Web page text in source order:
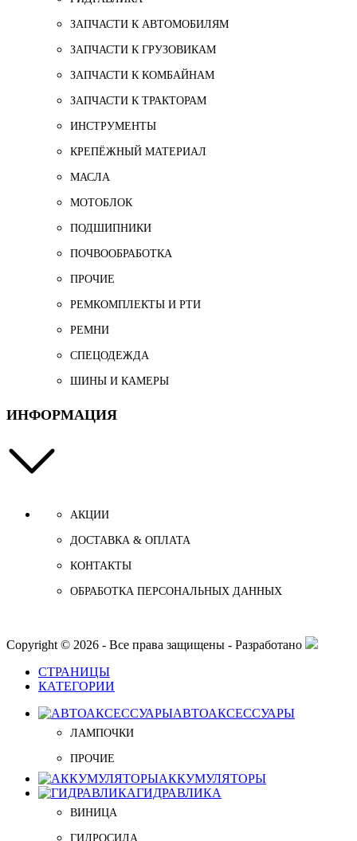
ЗАПЧАСТИ К АВТОМОБИЛЯМ
ЗАПЧАСТИ К ГРУЗОВИКАМ
ЗАПЧАСТИ К КОМБАЙНАМ
ЗАПЧАСТИ К ТРАКТОРАМ
ИНСТРУМЕНТЫ
КРЕПЁЖНЫЙ МАТЕРИАЛ
МАСЛА
МОТОБЛОК
ПОДШИПНИКИ
ПОЧВООБРАБОТКА
ПРОЧИЕ
РЕМКОМПЛЕКТЫ И РТИ
РЕМНИ
СПЕЦОДЕЖДА
ШИНЫ И КАМЕРЫ
ИНФОРМАЦИЯ
АКЦИИ
ДОСТАВКА & ОПЛАТА
КОНТАКТЫ
ОБРАБОТКА ПЕРСОНАЛЬНЫХ ДАННЫХ
Copyright © 2026 - Все права защищены - Разработано
СТРАНИЦЫ
КАТЕГОРИИ
АВТОАКСЕССУАРЫ
ЛАМПОЧКИ
ПРОЧИЕ
АККУМУЛЯТОРЫ
ГИДРАВЛИКА
ВИНИЦА
ГИДРОСИЛА